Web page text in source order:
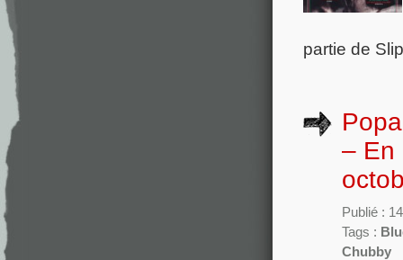
partie de
– En
Publié :
Tags :
Chubby